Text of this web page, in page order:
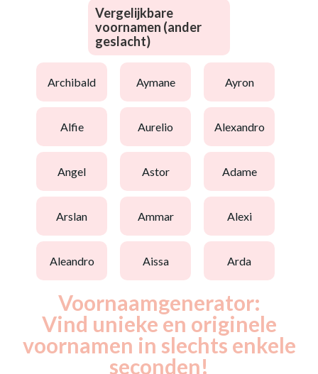
Vergelijkbare
voornamen (ander
geslacht)
archibald aymane ayron
alfie aurelio alexandro
angel astor adame
arslan ammar alexi
aleandro aissa arda
Voornaamgenerator:
Vind unieke en originele
voornamen in slechts enkele
seconden!